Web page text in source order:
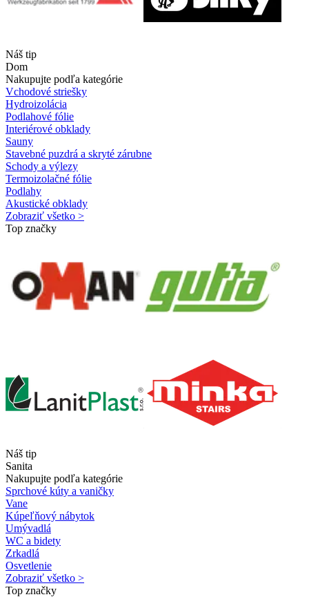
Náš tip
Dom
Nakupujte podľa kategórie
Vchodové striešky
Hydroizolácia
Podlahové fólie
Interiérové obklady
Sauny
Stavebné puzdrá a skryté zárubne
Schody a výlezy
Termoizolačné fólie
Podlahy
Akustické obklady
Zobraziť všetko >
Top značky
Náš tip
Sanita
Nakupujte podľa kategórie
Sprchové kúty a vaničky
Vane
Kúpeľňový nábytok
Umývadlá
WC a bidety
Zrkadlá
Osvetlenie
Zobraziť všetko >
Top značky